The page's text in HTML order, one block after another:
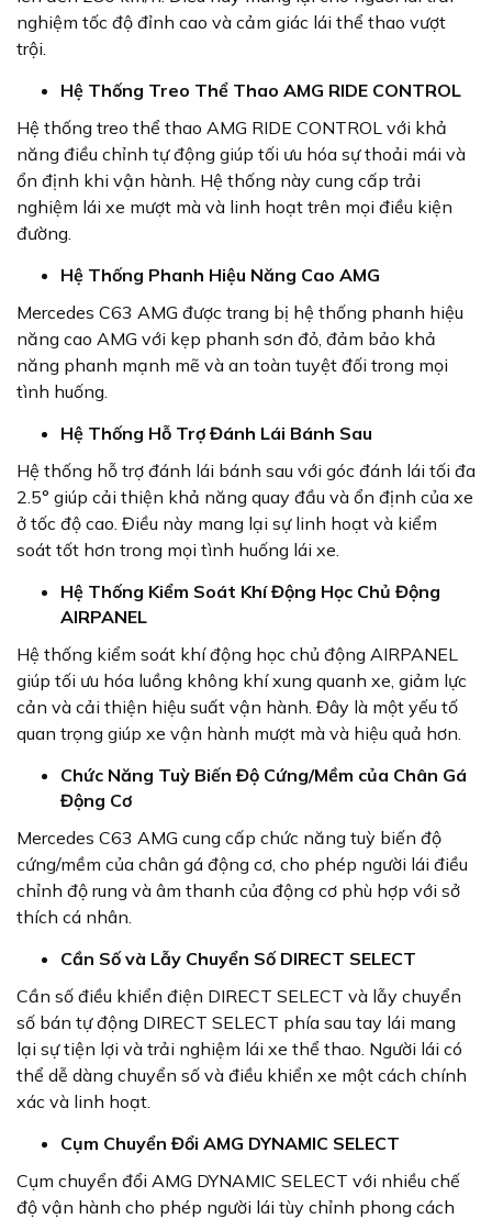
nghiệm tốc độ đỉnh cao và cảm giác lái thể thao vượt
trội.
Hệ Thống Treo Thể Thao AMG RIDE CONTROL
Hệ thống treo thể thao AMG RIDE CONTROL với khả
năng điều chỉnh tự động giúp tối ưu hóa sự thoải mái và
ổn định khi vận hành. Hệ thống này cung cấp trải
nghiệm lái xe mượt mà và linh hoạt trên mọi điều kiện
đường.
Hệ Thống Phanh Hiệu Năng Cao AMG
Mercedes C63 AMG được trang bị hệ thống phanh hiệu
năng cao AMG với kẹp phanh sơn đỏ, đảm bảo khả
năng phanh mạnh mẽ và an toàn tuyệt đối trong mọi
tình huống.
Hệ Thống Hỗ Trợ Đánh Lái Bánh Sau
Hệ thống hỗ trợ đánh lái bánh sau với góc đánh lái tối đa
2.5° giúp cải thiện khả năng quay đầu và ổn định của xe
ở tốc độ cao. Điều này mang lại sự linh hoạt và kiểm
soát tốt hơn trong mọi tình huống lái xe.
Hệ Thống Kiểm Soát Khí Động Học Chủ Động
AIRPANEL
Hệ thống kiểm soát khí động học chủ động AIRPANEL
giúp tối ưu hóa luồng không khí xung quanh xe, giảm lực
cản và cải thiện hiệu suất vận hành. Đây là một yếu tố
quan trọng giúp xe vận hành mượt mà và hiệu quả hơn.
Chức Năng Tuỳ Biến Độ Cứng/Mềm của Chân Gá
Động Cơ
Mercedes C63 AMG cung cấp chức năng tuỳ biến độ
cứng/mềm của chân gá động cơ, cho phép người lái điều
chỉnh độ rung và âm thanh của động cơ phù hợp với sở
thích cá nhân.
Cần Số và Lẫy Chuyển Số DIRECT SELECT
Cần số điều khiển điện DIRECT SELECT và lẫy chuyển
số bán tự động DIRECT SELECT phía sau tay lái mang
lại sự tiện lợi và trải nghiệm lái xe thể thao. Người lái có
thể dễ dàng chuyển số và điều khiển xe một cách chính
xác và linh hoạt.
Cụm Chuyển Đổi AMG DYNAMIC SELECT
Cụm chuyển đổi AMG DYNAMIC SELECT với nhiều chế
độ vận hành cho phép người lái tùy chỉnh phong cách